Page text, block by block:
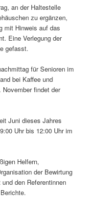
an der Haltestelle
zu ergänzen,
mit Hinweis auf das
Eine Verlegung der
gefasst.
für Senioren im
bei Kaffee und
findet der
Juni dieses Jahres
Uhr bis 12:00 Uhr im
Helfern,
der Bewirtung
den Referentinnen